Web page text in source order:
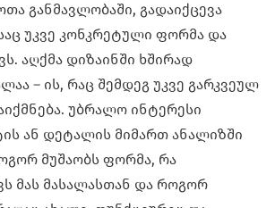
განმავლობაში, გადაიქცევა
უკვე კონკრეტული ფორმა და
აღქმა დიზაინში ხშირად
– ის, რაც შემდეგ უკვე გარკვეულ
უბრალო ინტერესი
ან დეტალის მიმართ ანალიზში
მუშაობს ფორმა, რა
მას მასალასთან და როგორ